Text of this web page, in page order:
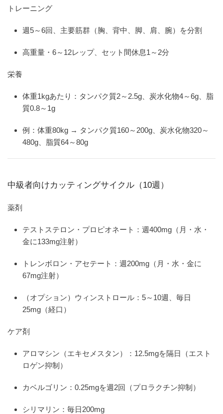
トレーニング
週5～6回、主要筋群（胸、背中、脚、肩、腕）を分割
高重量・6～12レップ、セット間休息1～2分
栄養
体重1kgあたり：タンパク質2～2.5g、炭水化物4～6g、脂
質0.8～1g
例：体重80kg → タンパク質160～200g、炭水化物320～
480g、脂質64～80g
中級者向けカッティングサイクル（10週）
薬剤
テストステロン・プロピオネート：週400mg（月・水・
金に133mg注射）
トレンボロン・アセテート：週200mg（月・水・金に
67mg注射）
（オプション）ウィンストロール：5～10週、毎日
25mg（経口）
ケア剤
アロマシン（エキセメスタン）：12.5mgを隔日（エスト
ロゲン抑制）
カベルゴリン：0.25mgを週2回（プロラクチン抑制）
シリマリン：毎日200mg